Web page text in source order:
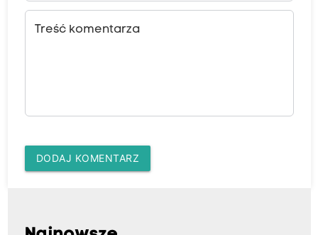
Treść komentarza
DODAJ KOMENTARZ